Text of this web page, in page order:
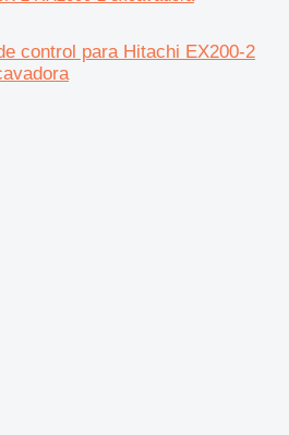
control para Hitachi EX200-2